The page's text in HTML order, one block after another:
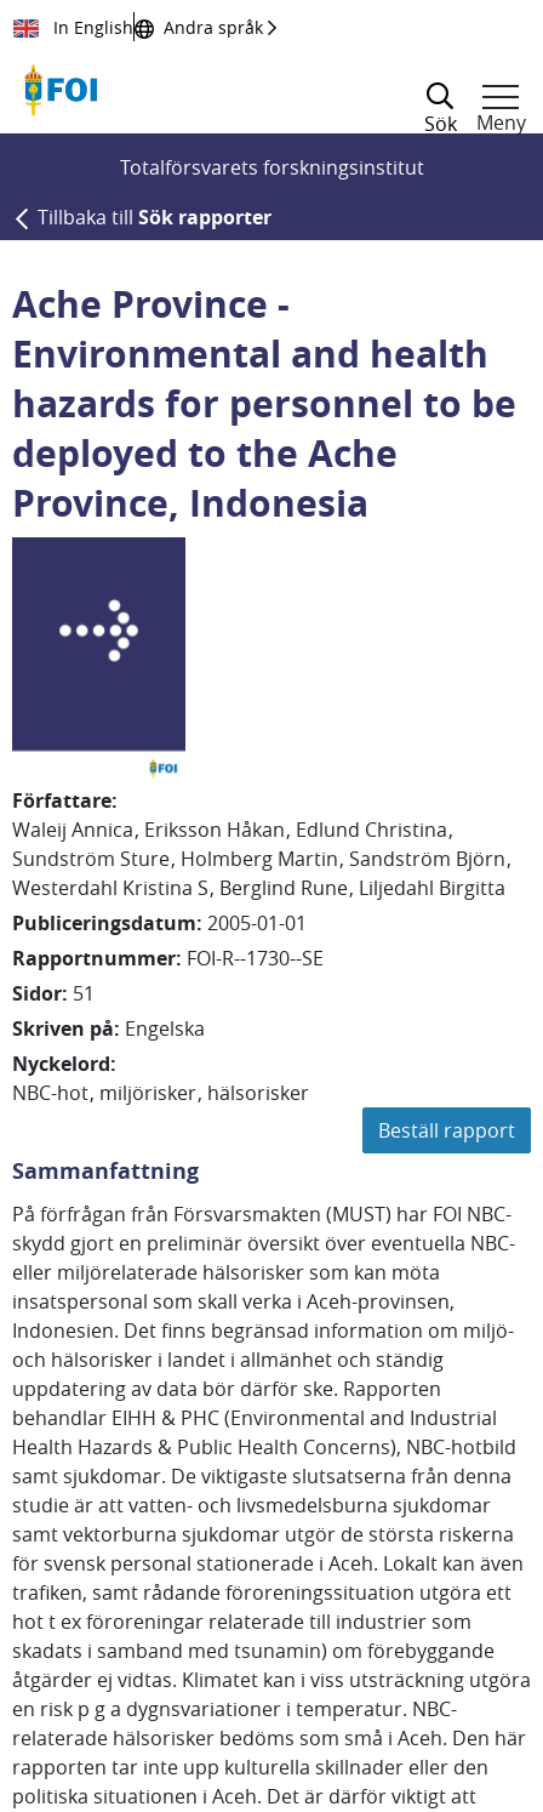
Till innehållet
In English Andra språk
Sök
Meny
Totalförsvarets forskningsinstitut
Tillbaka till Sök rapporter
Ache Province -
Environmental and health
hazards for personnel to be
deployed to the Ache
Province, Indonesia
Författare:
Waleij Annica Eriksson Håkan Edlund Christina
Sundström Sture Holmberg Martin Sandström Björn
Westerdahl Kristina S Berglind Rune Liljedahl Birgitta
Publiceringsdatum: 2005-01-01
Rapportnummer: FOI-R--1730--SE
Sidor: 51
Skriven på: Engelska
Nyckelord:
NBC-hot miljörisker hälsorisker
Beställ rapport
Sammanfattning
På förfrågan från Försvarsmakten (MUST) har FOI NBC-
skydd gjort en preliminär översikt över eventuella NBC-
eller miljörelaterade hälsorisker som kan möta
insatspersonal som skall verka i Aceh-provinsen,
Indonesien. Det finns begränsad information om miljö-
och hälsorisker i landet i allmänhet och ständig
uppdatering av data bör därför ske. Rapporten
behandlar EIHH & PHC (Environmental and Industrial
Health Hazards & Public Health Concerns), NBC-hotbild
samt sjukdomar. De viktigaste slutsatserna från denna
studie är att vatten- och livsmedelsburna sjukdomar
samt vektorburna sjukdomar utgör de största riskerna
för svensk personal stationerade i Aceh. Lokalt kan även
trafiken, samt rådande föroreningssituation utgöra ett
hot t ex föroreningar relaterade till industrier som
skadats i samband med tsunamin) om förebyggande
åtgärder ej vidtas. Klimatet kan i viss utsträckning utgöra
en risk p g a dygnsvariationer i temperatur. NBC-
relaterade hälsorisker bedöms som små i Aceh. Den här
rapporten tar inte upp kulturella skillnader eller den
politiska situationen i Aceh. Det är därför viktigt att